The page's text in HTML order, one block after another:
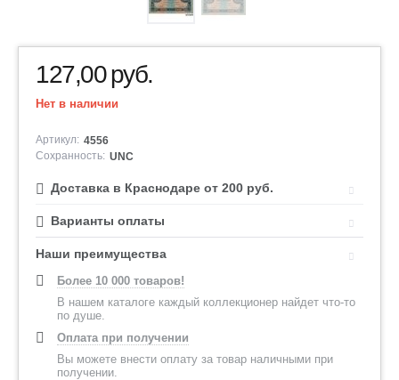
127,00руб.
Нет в наличии
Артикул: 4556
Сохранность: UNC
Доставка в Краснодаре от 200 руб.
Варианты оплаты
Наши преимущества
Более 10 000 товаров!
В нашем каталоге каждый коллекционер найдет что-то
по душе.
Оплата при получении
Вы можете внести оплату за товар наличными при
получении.